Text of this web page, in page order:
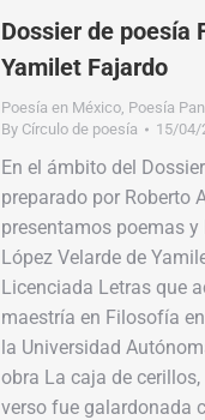
Dossier de poesía
Yamilet Fajardo
Poesía en México Poesía
By Círculo de poesía 15/04/
En el ámbito del
preparado por Roberto
presentamos poemas
López Velarde de
Licenciada Letras que
maestría en Filosofía
la Universidad
obra La caja de
verso fue galardonada